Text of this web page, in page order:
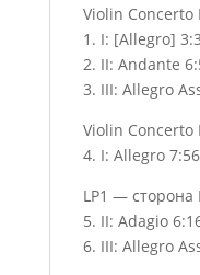
Violin Concerto
1. I: [Allegro]
2. II: Andante
3. III: Allegro
Violin Concerto
4. I: Allegro 7:56
LP1 — сторона
5. II: Adagio
6. III: Allegro